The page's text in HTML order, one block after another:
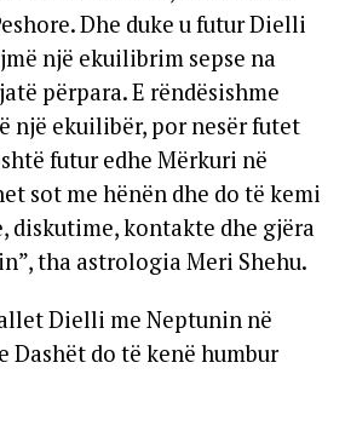
Dhe duke u futur Dielli
një ekuilibrim sepse na
përpara. E rëndësishme
një ekuilibër, por nesër futet
futur edhe Mërkuri në
sot me hënën dhe do të kemi
diskutime, kontakte dhe gjëra
tha astrologia Meri Shehu.
Dielli me Neptunin në
Dashët do të kenë humbur